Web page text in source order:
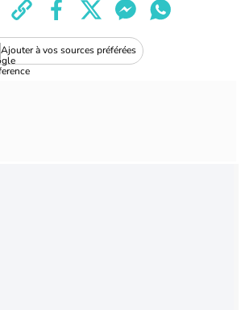
Ajouter à vos sources préférées